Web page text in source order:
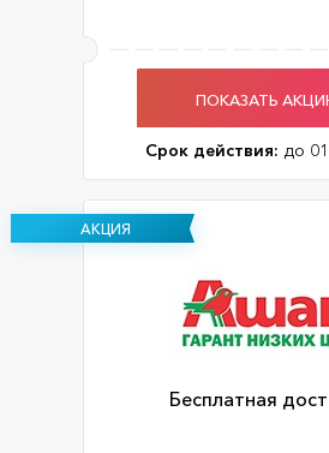
ПОКАЗАТЬ
Срок действия: до
АКЦИЯ
Бесплатная